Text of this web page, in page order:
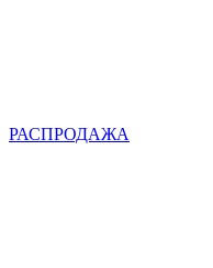
РАСПРОДАЖА